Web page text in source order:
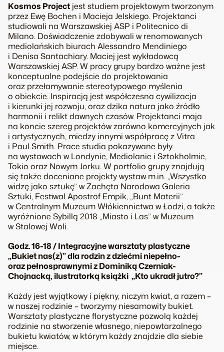
Kosmos Project jest studiem projektowym tworzonym
przez Ewę Bochen i Macieja Jelskiego. Projektanci
studiowali na Warszawskiej ASP i Politecnico di
Milano. Doświadczenie zdobywali w renomowanych
mediolańskich biurach Alessandro Mendiniego
i Denisa Santachiary. Maciej jest wykładowcą
Warszawskiej ASP. W pracy grupy bardzo ważne jest
konceptualne podejście do projektowania
oraz przełamywanie stereotypowego myślenia
o obiekcie. Inspiracją jest współczesna cywilizacja
i kierunki jej rozwoju, oraz dzika natura jako źródło
harmonii i relikt dawnych czasów. Projektanci maja
na koncie szereg projektów zarówno komercyjnych jak
i artystycznych, miedzy innymi współpracę z Vitra
i Paul Smith. Prace studia pokazywane były
na wystawach w Londynie, Mediolanie i Sztokholmie,
Tokio oraz Nowym Jorku. W portfolio grupy znajdują
się także doceniane projekty wystaw m.in. „Wszystko
widzę jako sztukę” w Zachęta Narodowa Galeria
Sztuki, Festiwal Apostrof Empik, „Bunt Materii”
w Centralnym Muzeum Włókiennictwa w Łodzi, a także
wyróżnione Sybillą 2018 „Miasto i Las” w Muzeum
w Stalowej Woli.
Godz. 16-18 / Integracyjne warsztaty plastyczne
„Bukiet nas(z)” dla rodzin z dziećmi niepełno-
oraz pełnosprawnymi z Dominiką Czerniak-
Chojnacką, ilustratorką książki „Kto ukradł jutro?”
Każdy jest wyjątkowy i piękny, niczym kwiat, a razem –
w naszej rodzinie – tworzymy niesamowity bukiet.
Warsztaty plastyczne florystyczne pozwolą każdej
rodzinie na stworzenie własnego, niepowtarzalnego
bukietu kwiatów, w którym każdy znajdzie dla siebie
miejsce.